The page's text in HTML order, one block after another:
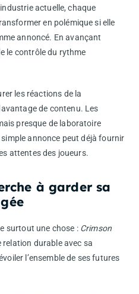
actuelle, chaque
en polémique si elle
annoncé. En avançant
le contrôle du rythme
les réactions de la
de contenu. Les
presque de laboratoire
annonce peut déjà fournir
attentes des joueurs.
à garder sa
surtout une chose : Crimson
durable avec sa
l’ensemble de ses futures